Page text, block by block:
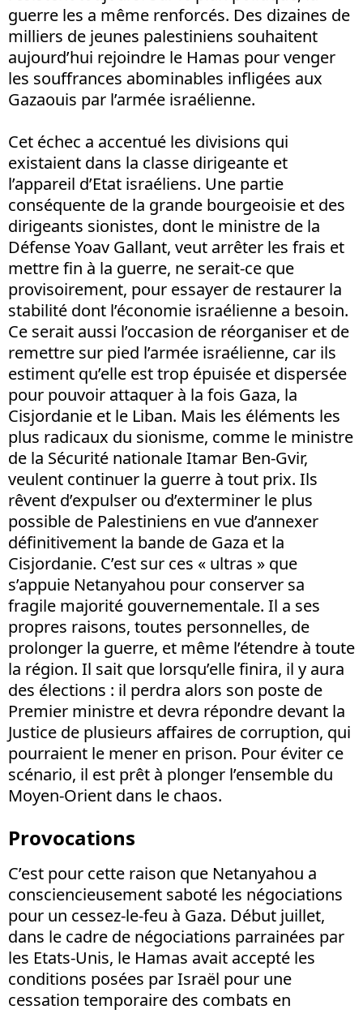
guerre les a même renforcés. Des dizaines de
milliers de jeunes palestiniens souhaitent
aujourd’hui rejoindre le Hamas pour venger
les souffrances abominables infligées aux
Gazaouis par l’armée israélienne.
Cet échec a accentué les divisions qui
existaient dans la classe dirigeante et
l’appareil d’Etat israéliens. Une partie
conséquente de la grande bourgeoisie et des
dirigeants sionistes, dont le ministre de la
Défense Yoav Gallant, veut arrêter les frais et
mettre fin à la guerre, ne serait-ce que
provisoirement, pour essayer de restaurer la
stabilité dont l’économie israélienne a besoin.
Ce serait aussi l’occasion de réorganiser et de
remettre sur pied l’armée israélienne, car ils
estiment qu’elle est trop épuisée et dispersée
pour pouvoir attaquer à la fois Gaza, la
Cisjordanie et le Liban. Mais les éléments les
plus radicaux du sionisme, comme le ministre
de la Sécurité nationale Itamar Ben-Gvir,
veulent continuer la guerre à tout prix. Ils
rêvent d’expulser ou d’exterminer le plus
possible de Palestiniens en vue d’annexer
définitivement la bande de Gaza et la
Cisjordanie. C’est sur ces « ultras » que
s’appuie Netanyahou pour conserver sa
fragile majorité gouvernementale. Il a ses
propres raisons, toutes personnelles, de
prolonger la guerre, et même l’étendre à toute
la région. Il sait que lorsqu’elle finira, il y aura
des élections : il perdra alors son poste de
Premier ministre et devra répondre devant la
Justice de plusieurs affaires de corruption, qui
pourraient le mener en prison. Pour éviter ce
scénario, il est prêt à plonger l’ensemble du
Moyen-Orient dans le chaos.
Provocations
C’est pour cette raison que Netanyahou a
consciencieusement saboté les négociations
pour un cessez-le-feu à Gaza. Début juillet,
dans le cadre de négociations parrainées par
les Etats-Unis, le Hamas avait accepté les
conditions posées par Israël pour une
cessation temporaire des combats en